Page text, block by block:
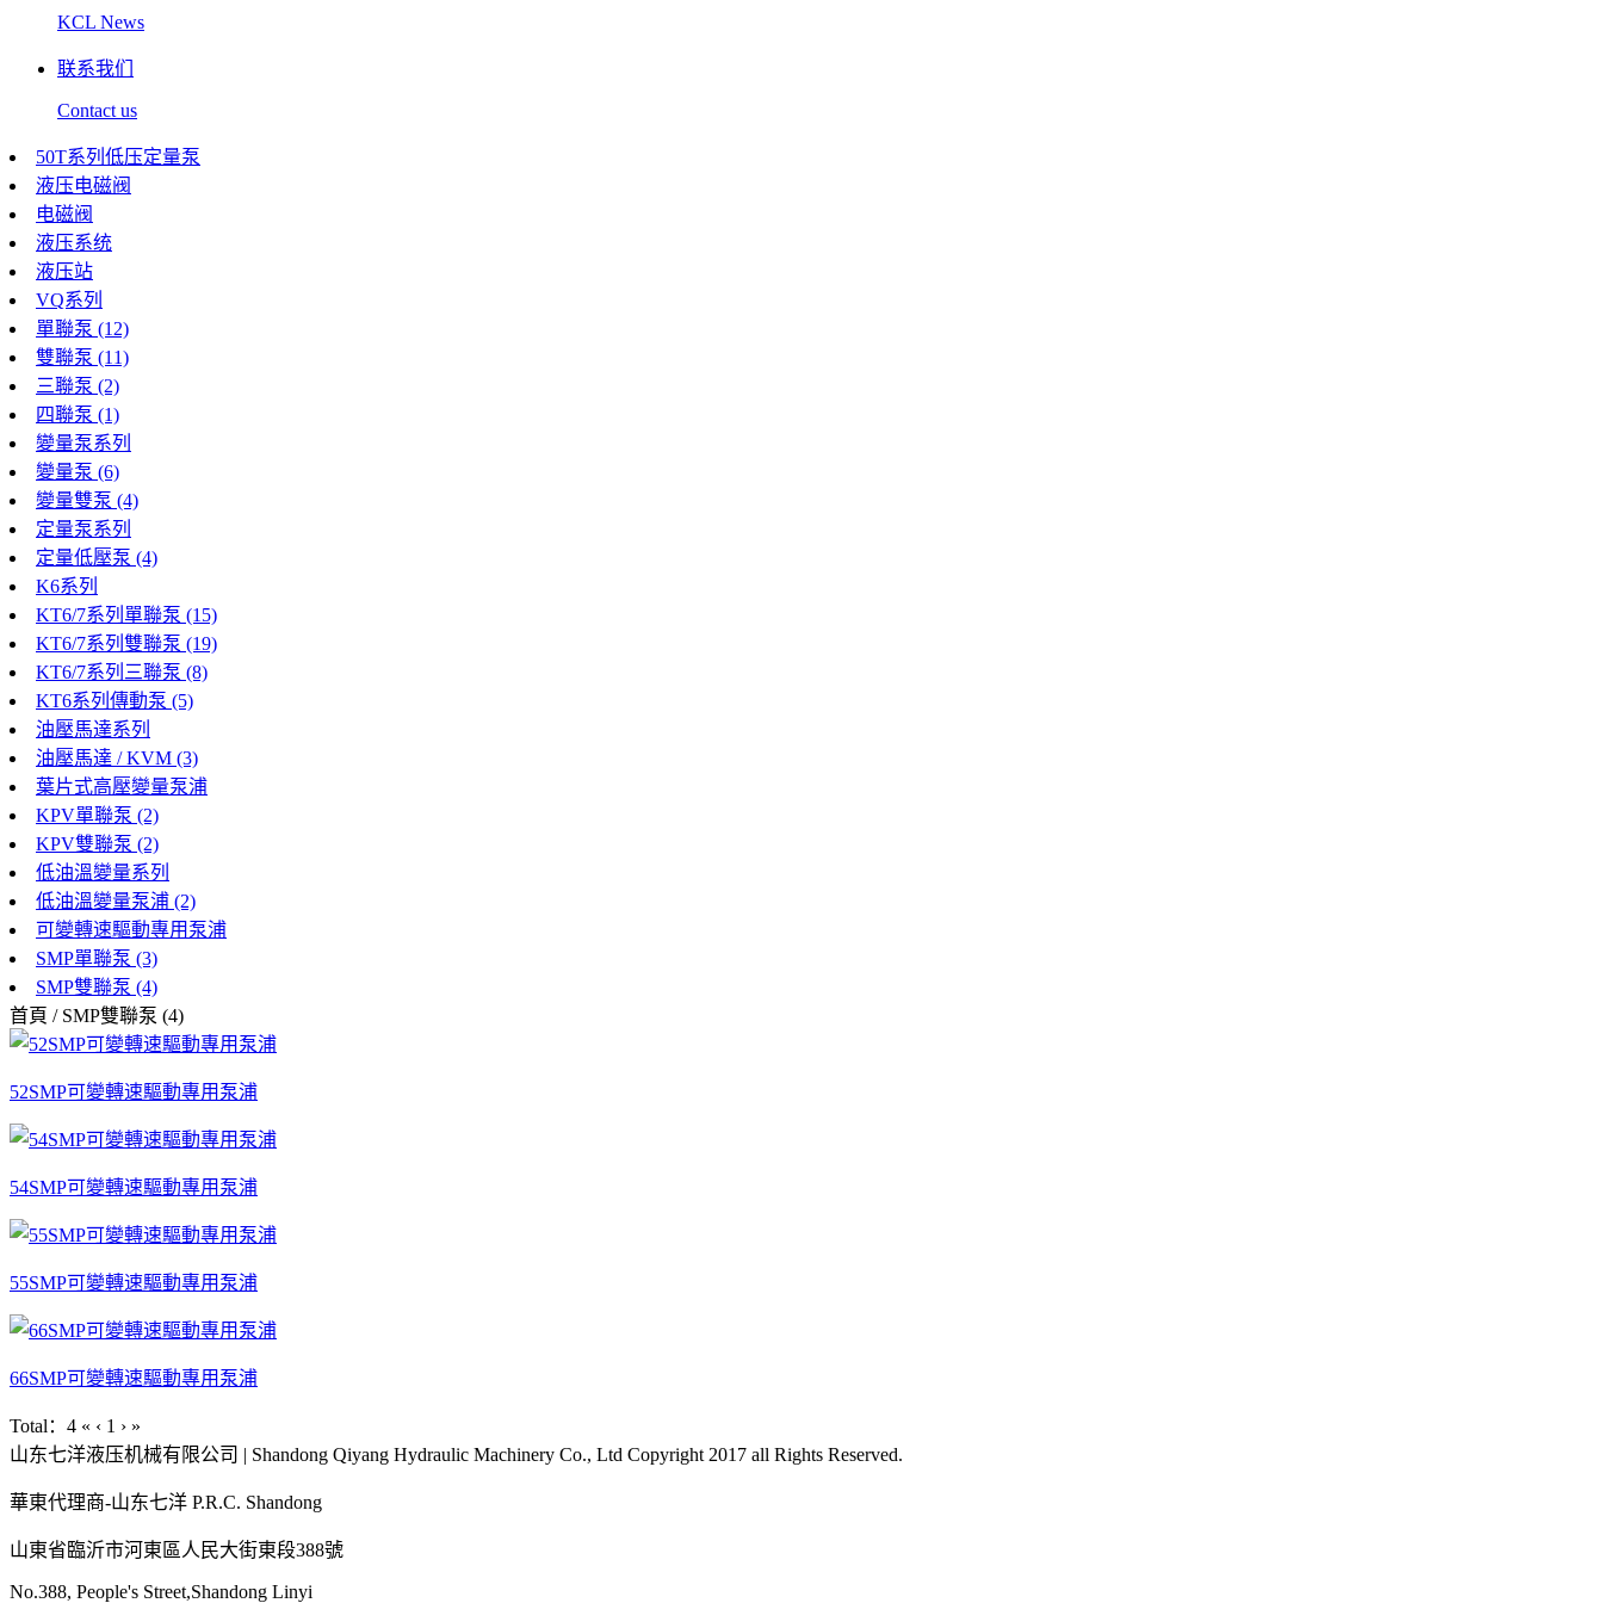
KCL News
联系我们
Contact us
50T系列低压定量泵
液压电磁阀
电磁阀
液压系统
液压站
VQ系列
單聯泵 (12)
雙聯泵 (11)
三聯泵 (2)
四聯泵 (1)
變量泵系列
變量泵 (6)
變量雙泵 (4)
定量泵系列
定量低壓泵 (4)
K6系列
KT6/7系列單聯泵 (15)
KT6/7系列雙聯泵 (19)
KT6/7系列三聯泵 (8)
KT6系列傳動泵 (5)
油壓馬達系列
油壓馬達 / KVM (3)
葉片式高壓變量泵浦
KPV單聯泵 (2)
KPV雙聯泵 (2)
低油溫變量系列
低油溫變量泵浦 (2)
可變轉速驅動專用泵浦
SMP單聯泵 (3)
SMP雙聯泵 (4)
首頁 / SMP雙聯泵 (4)
52SMP可變轉速驅動專用泵浦
54SMP可變轉速驅動專用泵浦
55SMP可變轉速驅動專用泵浦
66SMP可變轉速驅動專用泵浦
Total：4 « ‹ 1 › »
山东七洋液压机械有限公司 | Shandong Qiyang Hydraulic Machinery Co., Ltd Copyright 2017 all Rights Reserved.
華東代理商-山东七洋 P.R.C. Shandong
山東省臨沂市河東區人民大街東段388號
No.388, People's Street,Shandong Linyi